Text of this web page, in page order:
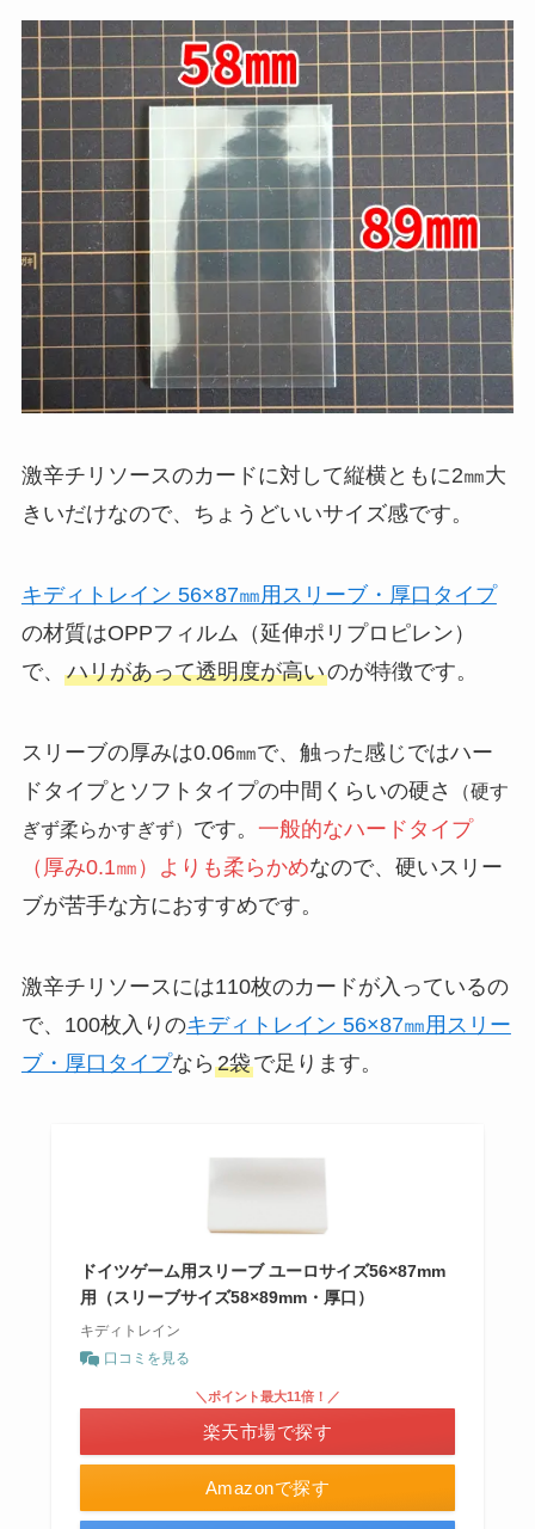
激辛チリソースのカードに対して縦横ともに2㎜大
きいだけなので、ちょうどいいサイズ感です。
キディトレイン 56×87㎜用スリーブ・厚口タイプ
の材質はOPPフィルム（延伸ポリプロピレン）
で、 ハリがあって透明度が高いのが特徴です。
スリーブの厚みは0.06㎜で、触った感じではハー
ドタイプとソフトタイプの中間くらいの硬さ
（硬す
ぎず柔らかすぎず） です。 一般的なハードタイプ
（厚み0.1㎜）よりも柔らかめなので、硬いスリー
ブが苦手な方におすすめです。
激辛チリソースには110枚のカードが入っているの
で、100枚入りのキディトレイン 56×87㎜用スリー
ブ・厚口タイプなら 2袋で足ります。
ドイツゲーム用スリーブ ユーロサイズ56×87mm
用（スリーブサイズ58×89mm・厚口）
キディトレイン
口コミを見る
Amazonで探す
＼ポイント最大11倍！／
楽天市場で探す